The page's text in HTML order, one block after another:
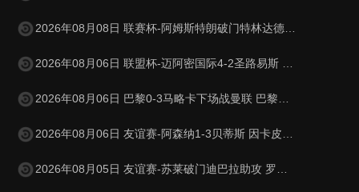
2026年08月08日 联赛杯-阿姆斯特朗破门特林达德建功 狼队3-0维尔港
2026年08月06日 联盟杯-迈阿密国际4-2圣路易斯 梅西2射1传 阿伦助攻戴帽
2026年08月06日 巴黎0-3马略卡下场战曼联 巴黎全场控球近6成+8射3正未果
2026年08月06日 友谊赛-阿森纳1-3贝蒂斯 因卡皮耶破门难救主 福纳尔斯1射2传
2026年08月05日 友谊赛-苏莱破门迪巴拉助攻 罗马4-1纽波特郡